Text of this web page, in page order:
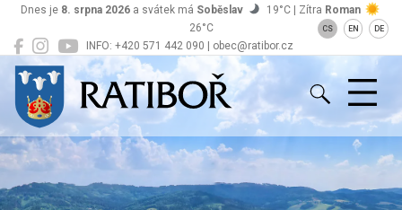
INFO: +420 571 442 090 | obec@ratibor.cz
Dnes je 8. srpna 2026 a svátek má Soběslav 19°C | Zítra Roman
26°C
CS EN DE
Ratiboř